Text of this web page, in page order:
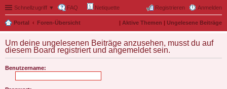
Schnellzugriff ▼ FAQ Netiquette Anmelden
Registrieren
Portal Foren-Übersicht | Aktive Themen | Ungelesene Beiträge
Um deine ungelesenen Beiträge anzusehen, musst du auf
diesem Board registriert und angemeldet sein.
Benutzername: